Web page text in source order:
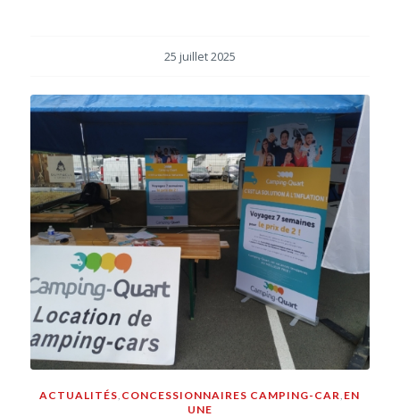
25 juillet 2025
ACTUALITÉS CONCESSIONNAIRES CAMPING-CAR EN
UNE